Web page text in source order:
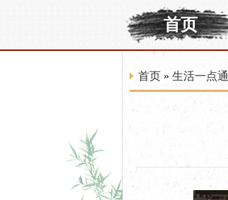
首页
首页 » 生活一点通